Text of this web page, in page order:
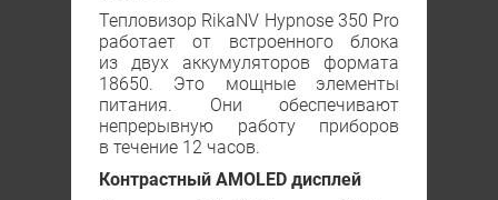
Тепловизор RikaNV Hypnose 350 Рro
работает от встроенного блока
из двух аккумуляторов формата
18650. Это мощные элементы
питания. Они обеспечивают
непрерывную работу приборов
в течение 12 часов.
Контрастный АМOLED дисплей